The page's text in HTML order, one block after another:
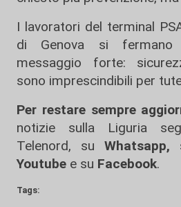
I lavoratori del terminal
di Genova si
messaggio forte:
sono imprescindibili per
Per restare sempre
notizie sulla Liguria
Telenord, su
Whatsapp,
Youtube e su Facebook.
Tags: